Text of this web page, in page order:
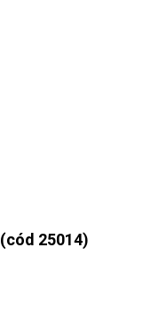
(cód 25014)